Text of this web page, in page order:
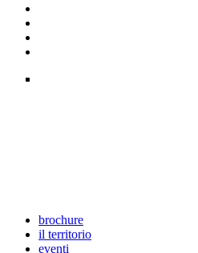
brochure
il territorio
eventi